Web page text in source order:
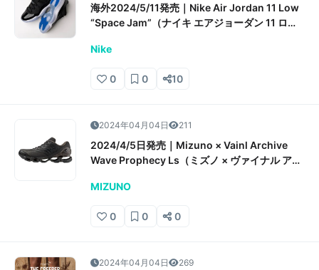
海外2024/5/11発売｜Nike Air Jordan 11 Low
“Space Jam”（ナイキ エアジョーダン 11 ロー
Nike
0 0 10
2024年04月04日 211
2024/4/5日発売｜Mizuno × Vainl Archive
Wave Prophecy Ls（ミズノ × ヴァイナル アー
価情報
MIZUNO
0 0 0
2024年04月04日 269